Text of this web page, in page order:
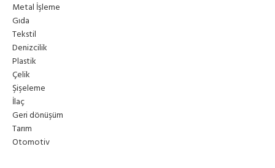
Metal İşleme
Gıda
Tekstil
Denizcilik
Plastik
Çelik
Şişeleme
İlaç
Geri dönüşüm
Tarım
Otomotiv